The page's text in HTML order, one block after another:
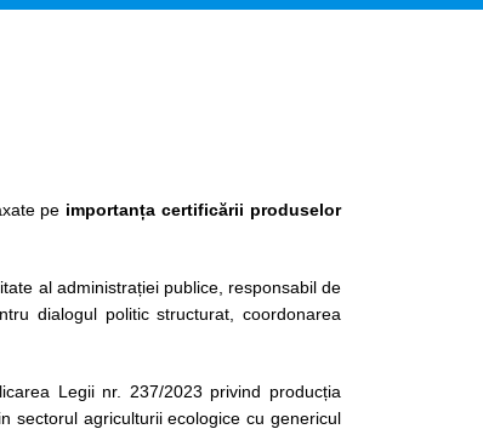
pe importanța certificării produselor
al administrației publice, responsabil de
dialogul politic structurat, coordonarea
Legii nr. 237/2023 privind producția
sectorul agriculturii ecologice cu genericul